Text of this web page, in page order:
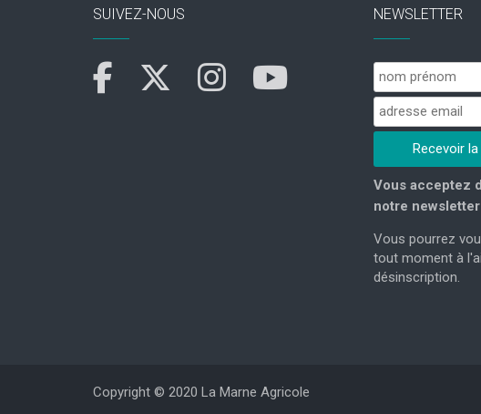
SUIVEZ-NOUS NEWSLETTER
Vous acceptez
notre newsletter
Vous pourrez
tout moment à
désinscription.
Copyright © 2020 La Marne Agricole